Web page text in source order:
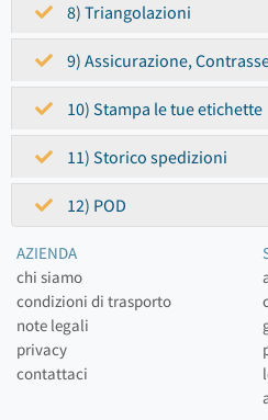
8) Triangolazioni
9) Assicurazione,
10) Stampa le tue etichette
11) Storico spedizioni
12) POD
AZIENDA
chi siamo
condizioni di trasporto
note legali
privacy
contattaci